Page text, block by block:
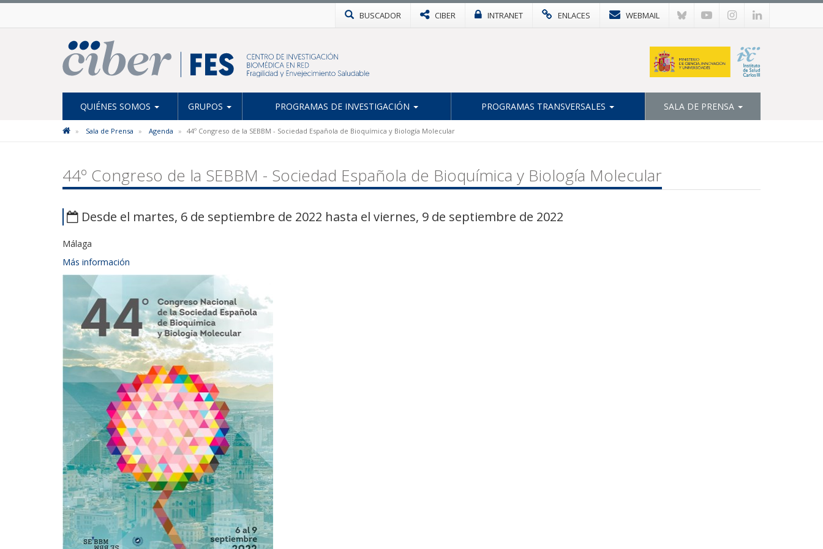
BUSCADOR CIBER INTRANET ENLACES WEBMAIL
QUIÉNES SOMOS GRUPOS PROGRAMAS DE INVESTIGACIÓN PROGRAMAS TRANSVERSALES SALA DE PRENSA
Sala de Prensa Agenda 44º Congreso de la SEBBM - Sociedad Española de Bioquímica y Biología Molecular
44º Congreso de la SEBBM - Sociedad Española de Bioquímica y Biología Molecular
Desde el martes, 6 de septiembre de 2022 hasta el viernes, 9 de septiembre de 2022
Málaga
Más información